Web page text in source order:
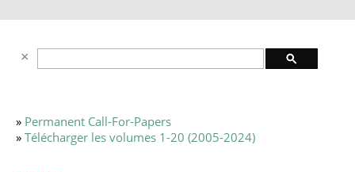
» Permanent Call-For-Papers
» Télécharger les volumes 1-20 (2005-2024)